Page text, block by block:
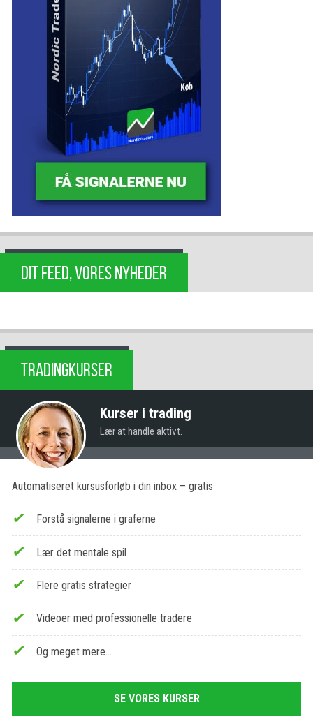
DIT FEED, VORES NYHEDER
TRADINGKURSER
Kurser i trading
Lær at handle aktivt.
Automatiseret kursusforløb i din inbox – gratis
Forstå signalerne i graferne
Lær det mentale spil
Flere gratis strategier
Videoer med professionelle tradere
Og meget mere…
SE VORES KURSER